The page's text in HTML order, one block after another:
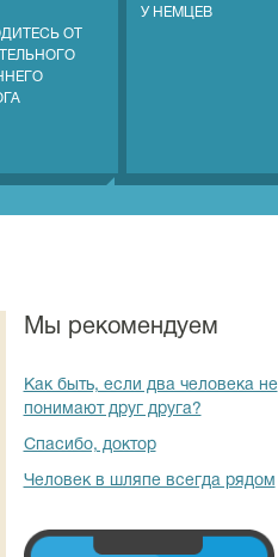
ОТ
У НЕМЦЕВ
Мы рекомендуем
Как быть, если два человека не
понимают друг друга?
Спасибо, доктор
Человек в шляпе всегда рядом